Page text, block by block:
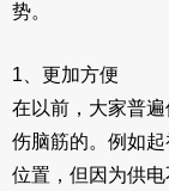
势。
1、更加方便
在以前，大家普
伤脑筋的。例如
位置，但因为供